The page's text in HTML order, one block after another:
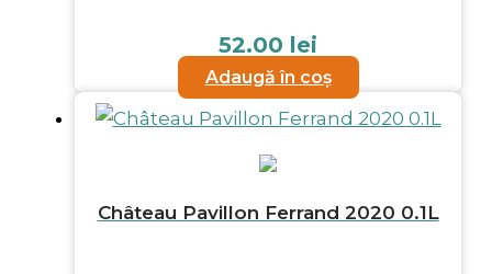
52.00 lei
Adaugă în coș
Château Pavillon Ferrand 2020 0.1L